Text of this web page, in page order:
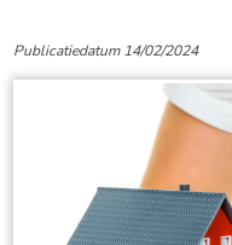
Publicatiedatum 14/02/2024